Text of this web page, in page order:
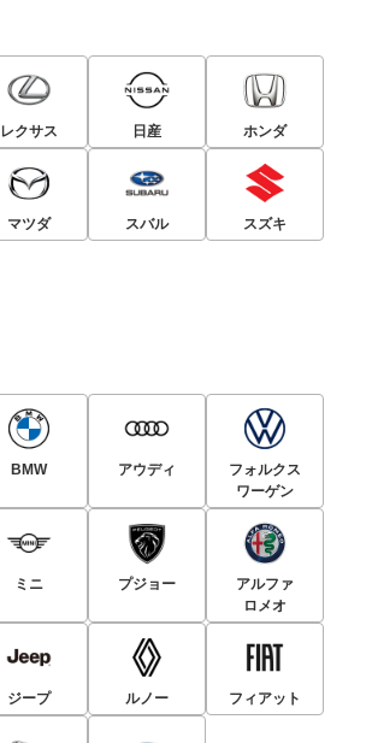
レクサス 日産 ホンダ
マツダ スバル スズキ
BMW アウディ
フォルクス
ワーゲン
ミニ プジョー
アルファ
ロメオ
ジープ ルノー フィアット